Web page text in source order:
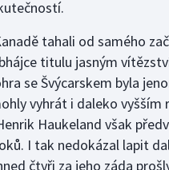
tahali od samého
titulu jasným
se Švýcarskem byla
vyhrát i daleko vyšším
Haukeland však
I tak nedokázal lapit
čtyři za jeho záda